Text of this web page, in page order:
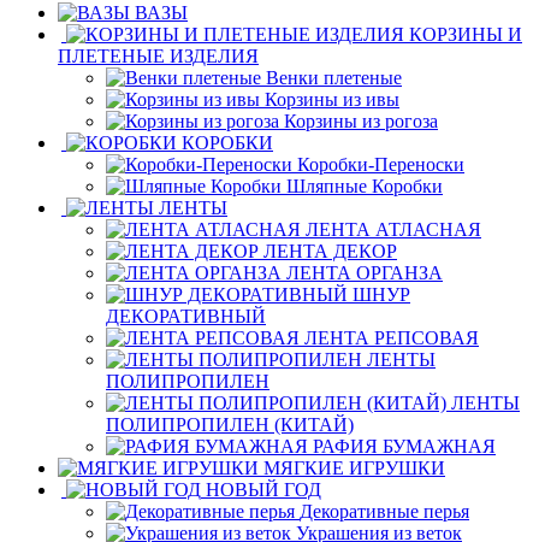
ВАЗЫ
КОРЗИНЫ И
ПЛЕТЕНЫЕ ИЗДЕЛИЯ
Венки плетеные
Корзины из ивы
Корзины из рогоза
КОРОБКИ
Коробки-Переноски
Шляпные Коробки
ЛЕНТЫ
ЛЕНТА АТЛАСНАЯ
ЛЕНТА ДЕКОР
ЛЕНТА ОРГАНЗА
ШНУР
ДЕКОРАТИВНЫЙ
ЛЕНТА РЕПСОВАЯ
ЛЕНТЫ
ПОЛИПРОПИЛЕН
ЛЕНТЫ
ПОЛИПРОПИЛЕН (КИТАЙ)
РАФИЯ БУМАЖНАЯ
МЯГКИЕ ИГРУШКИ
НОВЫЙ ГОД
Декоративные перья
Украшения из веток